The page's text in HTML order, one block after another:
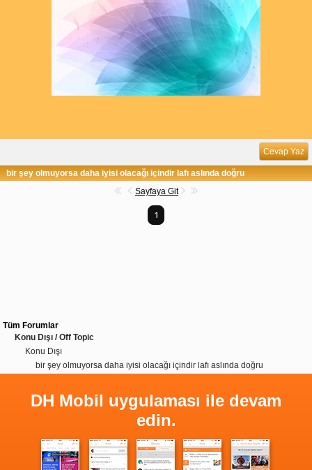
Cevap Yaz
bir şey olmuyorsa daha iyisi olacağı içindir lafı aslında doğru
Sayfaya Git
1
Tüm Forumlar
Konu Dışı / Off Topic
Konu Dışı
bir şey olmuyorsa daha iyisi olacağı içindir lafı aslında doğru
DH Mobil uygulaması ile devam
edin.